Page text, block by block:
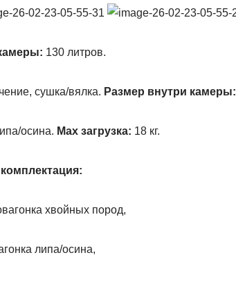
130 литров.
сушка/вялка. Размер внутри камеры:
осина. Мах загрузка: 18 кг.
хвойных пород,
липа/осина,